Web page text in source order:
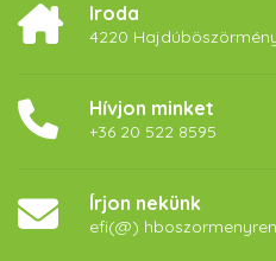
Iroda
4220
Hívjon minket
+36 20 522 8595
Írjon nekünk
efi(@)